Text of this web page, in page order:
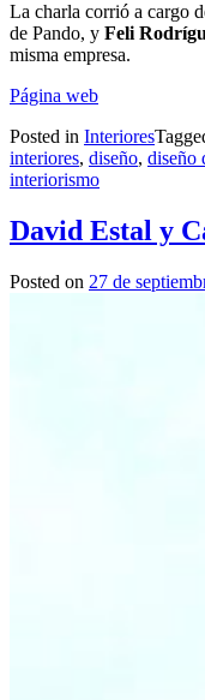
La charla corrió a cargo
de Pando, y Feli
misma empresa.
Página web
Posted in Interiores
interiores, diseño, diseño
interiorismo
David Estal y
Posted on 27 de